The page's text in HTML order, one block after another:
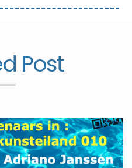
Post